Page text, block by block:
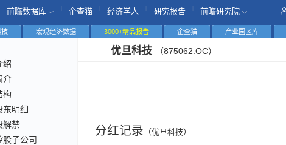
前瞻数据库 企查猫 经济学人 研究报告 前瞻研究院
技 宏观经济数据 3000+精品报告 企查猫 产业园区库
绍
介
构
东明细
解禁
股子公司
优旦科技 （875062.OC）
分红记录 （优旦科技）